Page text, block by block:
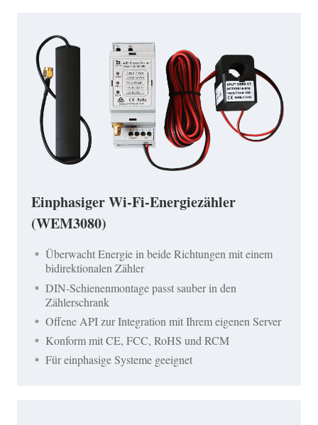
Einphasiger Wi-Fi-Energiezähler
(WEM3080)
Überwacht Energie in beide Richtungen mit einem
bidirektionalen Zähler
DIN-Schienenmontage passt sauber in den
Zählerschrank
Offene API zur Integration mit Ihrem eigenen Server
Konform mit CE, FCC, RoHS und RCM
Für einphasige Systeme geeignet